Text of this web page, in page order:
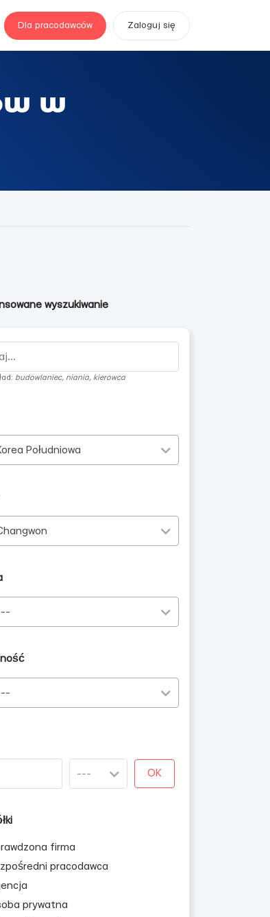
Dla pracodawców Zaloguj się
w
wyszukiwanie
budowlaniec, niania, kierowca
Południowa
OK
firma
pracodawca
prywatna